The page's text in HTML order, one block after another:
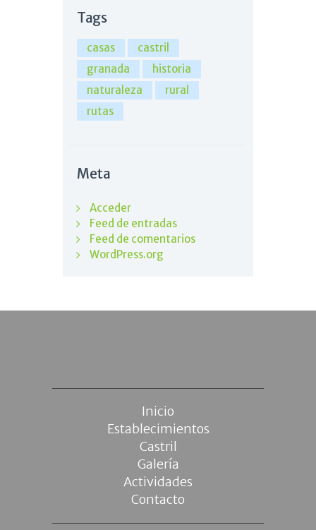
Tags
casas
castril
granada
historia
naturaleza
rural
rutas
Meta
Acceder
Feed de entradas
Feed de comentarios
WordPress.org
Inicio
Establecimientos
Castril
Galería
Actividades
Contacto